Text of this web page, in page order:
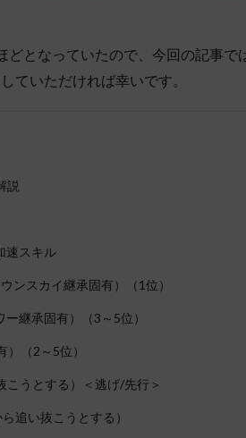
どとなっていたので、今回の記事で
ていただければ幸いです。
説
速スキル
ンスカイ継承固有）（1位）
継承固有）（3～5位）
（2～5位）
うとする）＜逃げ/先行＞
追い抜こうとする）